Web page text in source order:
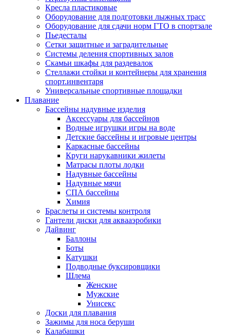
Кресла пластиковые
Оборудование для подготовки лыжных трасс
Оборудование для сдачи норм ГТО в спортзале
Пьедесталы
Сетки защитные и заградительные
Системы деления спортивных залов
Скамьи шкафы для раздевалок
Стеллажи стойки и контейнеры для хранения
спорт.инвентаря
Универсальные спортивные площадки
Плавание
Бассейны надувные изделия
Аксессуары для бассейнов
Водные игрушки игры на воде
Детские бассейны и игровые центры
Каркасные бассейны
Круги нарукавники жилеты
Матрасы плоты лодки
Надувные бассейны
Надувные мячи
СПА бассейны
Химия
Браслеты и системы контроля
Гантели диски для аквааэробики
Дайвинг
Баллоны
Боты
Катушки
Подводные буксировщики
Шлема
Женские
Мужские
Унисекс
Доски для плавания
Зажимы для носа беруши
Калабашки